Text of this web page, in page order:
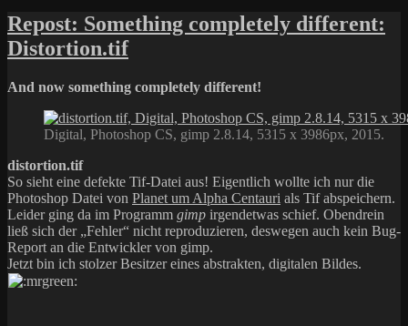
Repost: Something completely different:
Distortion.tif
And now something completely different!
Digital, Photoshop CS, gimp 2.8.14, 5315 x 3986px, 2015.
distortion.tif
So sieht eine defekte Tif-Datei aus! Eigentlich wollte ich nur die
Photoshop Datei von Planet um Alpha Centauri als Tif abspeichern.
Leider ging da im Programm gimp irgendetwas schief. Obendrein
ließ sich der „Fehler“ nicht reproduzieren, deswegen auch kein Bug-
Report an die Entwickler von gimp.
Jetzt bin ich stolzer Besitzer eines abstrakten, digitalen Bildes.